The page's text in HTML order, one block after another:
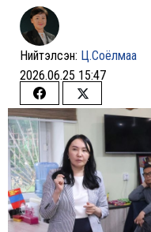
Нийтэлсэн: Ц.Соёлмаа
2026.06.25 15:47
Share
on
Facebook
Share
Twitter